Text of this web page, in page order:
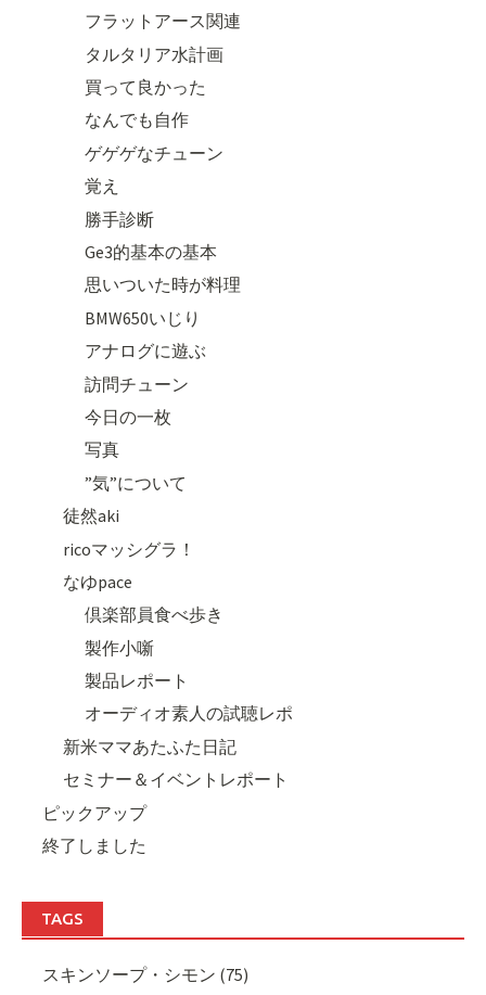
フラットアース関連
タルタリア水計画
買って良かった
なんでも自作
ゲゲゲなチューン
覚え
勝手診断
Ge3的基本の基本
思いついた時が料理
BMW650いじり
アナログに遊ぶ
訪問チューン
今日の一枚
写真
”気”について
徒然aki
ricoマッシグラ！
なゆpace
倶楽部員食べ歩き
製作小噺
製品レポート
オーディオ素人の試聴レポ
新米ママあたふた日記
セミナー＆イベントレポート
ピックアップ
終了しました
TAGS
スキンソープ・シモン (75)